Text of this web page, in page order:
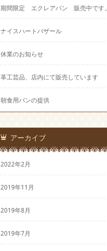
期間限定 エクレアパン 販売中です。
ナイスハートバザール
休業のお知らせ
革工芸品、店内にて販売しています
朝食用パンの提供
アーカイブ
2022年2月
2019年11月
2019年8月
2019年7月